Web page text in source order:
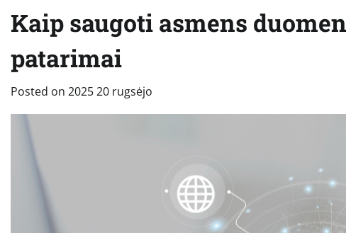
Kaip saugoti asmens
patarimai
Posted on 2025 20 rugsėjo